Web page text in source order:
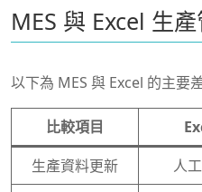
MES 與 Excel 生
以下為 MES 與 Excel 的主要
比較項目
生產資料更新
人